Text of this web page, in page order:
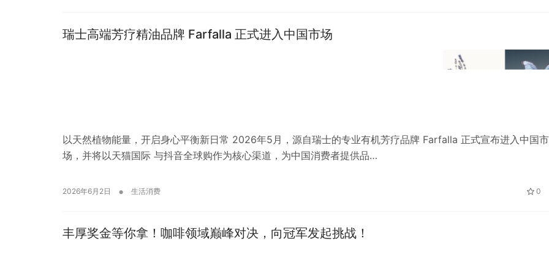
瑞士高端芳疗精油品牌 Farfalla 正式进入中国市场
以天然植物能量，开启身心平衡新日常 2026年5月，源自瑞士的专业有机芳疗品牌 Farfalla 正式宣布进入中国市
场，并将以天猫国际 与抖音全球购作为核心渠道，为中国消费者提供品…
2026年6月2日 • 生活消费 0
丰厚奖金等你拿！咖啡领域巅峰对决，向冠军发起挑战！